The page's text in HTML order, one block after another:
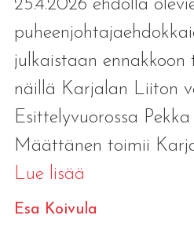
25.4.2026 ehdolla
julkaistaan ennakkoon
näillä Karjalan Liiton
Esittelyvuorossa
Määttänen toimii
Lue lisää
Esa Koivula